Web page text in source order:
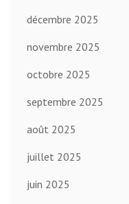
décembre 2025
novembre 2025
octobre 2025
septembre 2025
août 2025
juillet 2025
juin 2025